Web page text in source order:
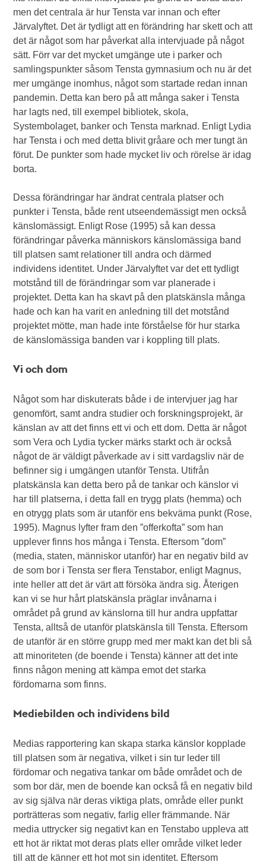
men det centrala är hur Tensta var innan och efter
Järvalyftet. Det är tydligt att en förändring har skett och att
det är något som har påverkat alla intervjuade på något
sätt. Förr var det mycket umgänge ute i parker och
samlingspunkter såsom Tensta gymnasium och nu är det
mer umgänge inomhus, något som startade redan innan
pandemin. Detta kan bero på att många saker i Tensta
har lagts ned, till exempel bibliotek, skola,
Systembolaget, banker och Tensta marknad. Enligt Lydia
har Tensta i och med detta blivit gråare och mer tungt än
förut. De punkter som hade mycket liv och rörelse är idag
borta.
Dessa förändringar har ändrat centrala platser och
punkter i Tensta, både rent utseendemässigt men också
känslomässigt. Enligt Rose (1995) så kan dessa
förändringar påverka människors känslomässiga band
till platsen samt relationer till andra och därmed
individens identitet. Under Järvalyftet var det ett tydligt
motstånd till de förändringar som var planerade i
projektet. Detta kan ha skavt på den platskänsla många
hade och kan ha varit en anledning till det motstånd
projektet mötte, man hade inte förståelse för hur starka
de känslomässiga banden var i koppling till plats.
Vi och dom
Något som har diskuterats både i de intervjuer jag har
genomfört, samt andra studier och forskningsprojekt, är
känslan av att det finns ett vi och ett dom. Detta är något
som Vera och Lydia tycker märks starkt och är också
något de är väldigt påverkade av i sitt vardagsliv när de
befinner sig i umgängen utanför Tensta. Utifrån
platskänsla kan detta bero på de tankar och känslor vi
har till platserna, i detta fall en trygg plats (hemma) och
en otrygg plats som är utanför ens bekväma punkt (Rose,
1995). Magnus lyfter fram den ”offerkofta” som han
upplever finns hos många i Tensta. Eftersom ”dom”
(media, staten, människor utanför) har en negativ bild av
de som bor i Tensta ser flera Tenstabor, enligt Magnus,
inte heller att det är värt att försöka ändra sig. Återigen
kan vi se hur hårt platskänsla präglar invånarna i
området på grund av känslorna till hur andra uppfattar
Tensta, alltså de utanför platskänsla till Tensta. Eftersom
de utanför är en större grupp med mer makt kan det bli så
att minoriteten (de boende i Tensta) känner att det inte
finns någon mening att kämpa emot det starka
fördomarna som finns.
Mediebilden och individens bild
Medias rapportering kan skapa starka känslor kopplade
till platsen som är negativa, vilket i sin tur leder till
fördomar och negativa tankar om både området och de
som bor där, men de boende kan också få en negativ bild
av sig själva när deras viktiga plats, område eller punkt
porträtteras som negativ, farlig eller främmande. När
media uttrycker sig negativt kan en Tenstabo uppleva att
ett hot är riktat mot deras plats eller område vilket leder
till att de känner ett hot mot sin identitet. Eftersom